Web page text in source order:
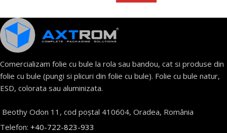
Comercializam folie cu bule la rola sau bandou, cat si produse din
folie cu bule (pungi si plicuri din folie cu bule). Folie cu bule natur,
ESD, colorata sau aluminizata.
Beothy Odon 11, cod poștal 410604, Oradea, România
Telefon: +40-722-823-933